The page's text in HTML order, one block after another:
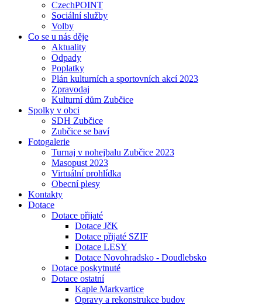
CzechPOINT
Sociální služby
Volby
Co se u nás děje
Aktuality
Odpady
Poplatky
Plán kulturních a sportovních akcí 2023
Zpravodaj
Kulturní dům Zubčice
Spolky v obci
SDH Zubčice
Zubčice se baví
Fotogalerie
Turnaj v nohejbalu Zubčice 2023
Masopust 2023
Virtuální prohlídka
Obecní plesy
Kontakty
Dotace
Dotace přijaté
Dotace JčK
Dotace přijaté SZIF
Dotace LESY
Dotace Novohradsko - Doudlebsko
Dotace poskytnuté
Dotace ostatní
Kaple Markvartice
Opravy a rekonstrukce budov